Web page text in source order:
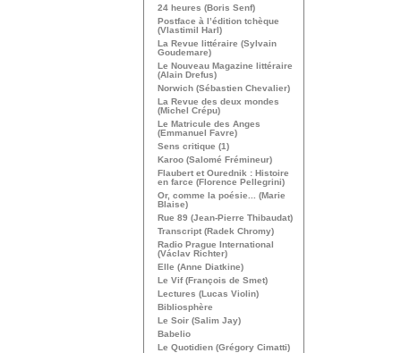
24 heures (Boris Senf)
Postface à l’édition tchèque
(Vlastimil Harl)
La Revue littéraire (Sylvain
Goudemare)
Le Nouveau Magazine littéraire
(Alain Drefus)
Norwich (Sébastien Chevalier)
La Revue des deux mondes
(Michel Crépu)
Le Matricule des Anges
(Emmanuel Favre)
Sens critique (1)
Karoo (Salomé Frémineur)
Flaubert et Ourednik : Histoire
en farce (Florence Pellegrini)
Or, comme la poésie... (Marie
Blaise)
Rue 89 (Jean-Pierre Thibaudat)
Transcript (Radek Chromy)
Radio Prague International
(Václav Richter)
Elle (Anne Diatkine)
Le Vif (François de Smet)
Lectures (Lucas Violin)
Bibliosphère
Le Soir (Salim Jay)
Babelio
Le Quotidien (Grégory Cimatti)